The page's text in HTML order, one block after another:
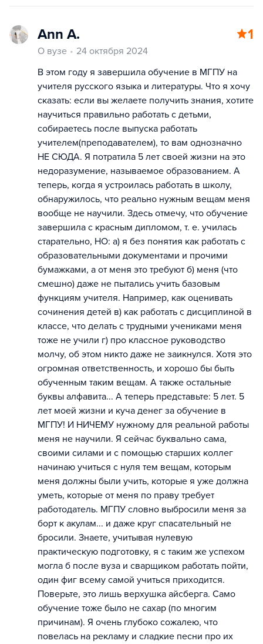
Ann A. 1
О вузе
24 октября 2024
В этом году я завершила обучение в МГПУ на
учителя русского языка и литературы. Что я хочу
сказать: если вы желаете получить знания, хотите
научиться правильно работать с детьми,
собираетесь после выпуска работать
учителем(преподавателем), то вам однозначно
НЕ СЮДА. Я потратила 5 лет своей жизни на это
недоразумение, называемое образованием. А
теперь, когда я устроилась работать в школу,
обнаружилось, что реально нужным вещам меня
вообще не научили. Здесь отмечу, что обучение
завершила с красным дипломом, т. е. училась
старательно, НО: а) я без понятия как работать с
образовательными документами и прочими
бумажками, а от меня это требуют б) меня (что
смешно) даже не пытались учить базовым
функциям учителя. Например, как оценивать
сочинения детей в) как работать с дисциплиной в
классе, что делать с трудными учениками меня
тоже не учили г) про классное руководство
молчу, об этом никто даже не заикнулся. Хотя это
огромная ответственность, и хорошо бы быть
обученным таким вещам. А также остальные
буквы алфавита... А теперь представьте: 5 лет. 5
лет моей жизни и куча денег за обучение в
МГПУ! И НИЧЕМУ нужному для реальной работы
меня не научили. Я сейчас буквально сама,
своими силами и с помощью старших коллег
начинаю учиться с нуля тем вещам, которым
меня должны были учить, которые я уже должна
уметь, которые от меня по праву требует
работодатель. МГПУ словно выбросили меня за
борт к акулам... и даже круг спасательный не
бросили. Знаете, учитывая нулевую
практическую подготовку, я с таким же успехом
могла б после вуза и сварщиком работать пойти,
один фиг всему самой учиться приходится.
Поверьте, это лишь верхушка айсберга. Само
обучение тоже было не сахар (по многим
причинам). Я очень глубоко сожалею, что
повелась на рекламу и сладкие песни про их